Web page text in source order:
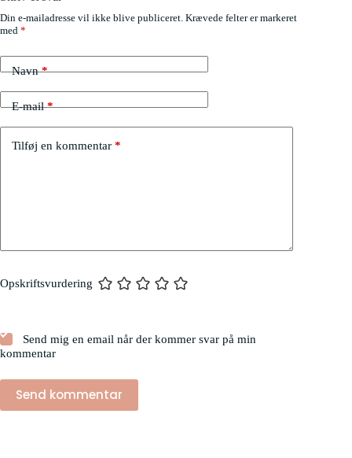
Din e-mailadresse vil ikke blive publiceret. Krævede felter er markeret
med *
Navn*
E-mail*
Tilføj en kommentar *
Opskriftsvurdering
Send mig en email når der kommer svar på min
kommentar
Send kommentar